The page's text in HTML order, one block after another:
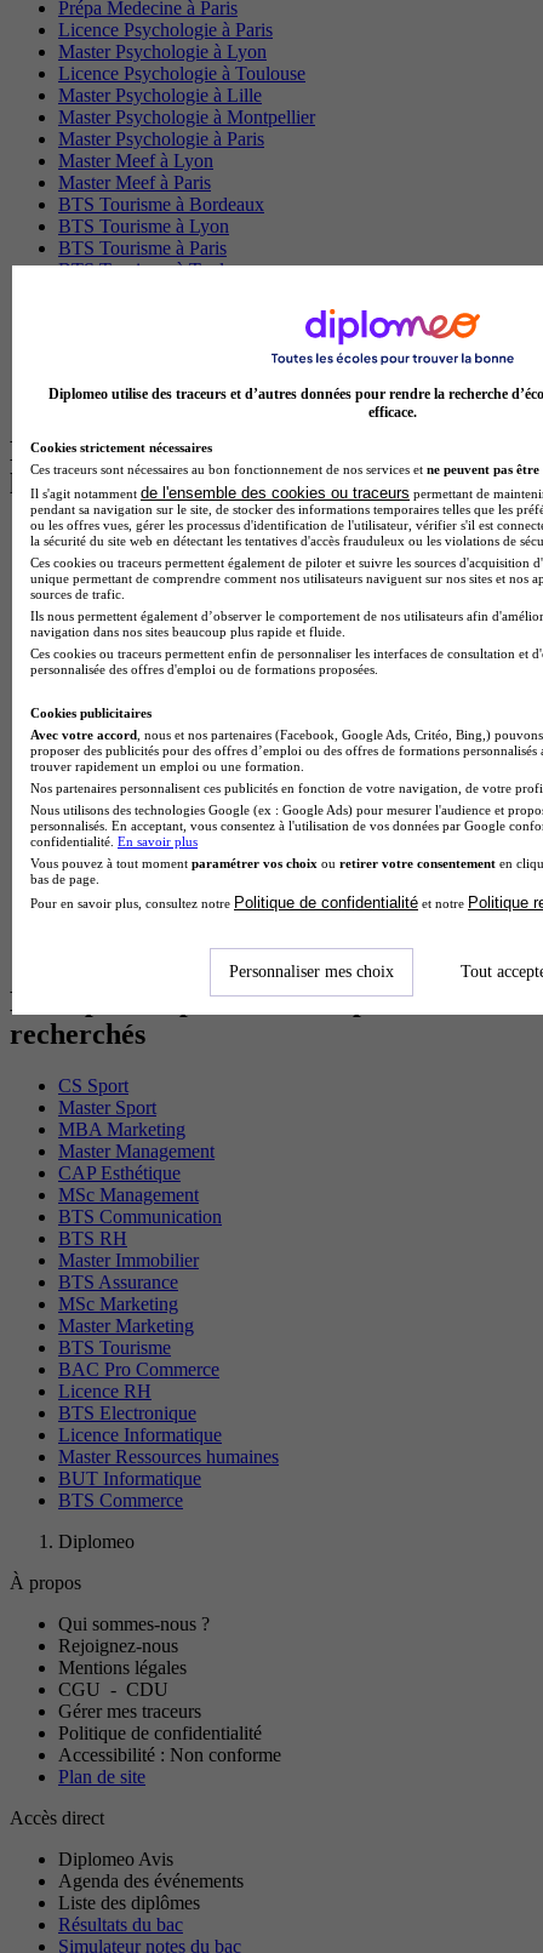
Prépa Medecine à Paris
Licence Psychologie à Paris
Master Psychologie à Lyon
Licence Psychologie à Toulouse
Master Psychologie à Lille
Master Psychologie à Montpellier
Master Psychologie à Paris
Master Meef à Lyon
Master Meef à Paris
BTS Tourisme à Bordeaux
BTS Tourisme à Lyon
BTS Tourisme à Paris
BTS Tourisme à Toulouse
BTS Communication à Bordeaux
Master Psychologie à Angers
BTS Ndrc à Lyon
Les intitulés de diplôme par alternance
les plus recherchés
BTS Esf en alternance
BTS Dietetique en alternance
BTS Mco en alternance
BTS Pi en alternance
BTS Sp3s en alternance
Master CCA en alternance
BTS Ndrc en alternance
Cap Fleuriste en alternance
BTS Sio en alternance
MSc Marketing Digital en alternance
BTS Gpme en alternance
Cap Electricien en alternance
BTS Gpn en alternance
BTS Domotique en alternance
BAC Pro Agora en alternance
BTS Sta en alternance
BTS Iris en alternance
BTS Ati en alternance
Les diplômes par filière les plus
recherchés
CS Sport
Master Sport
MBA Marketing
Master Management
CAP Esthétique
MSc Management
BTS Communication
BTS RH
Master Immobilier
BTS Assurance
MSc Marketing
Master Marketing
BTS Tourisme
BAC Pro Commerce
Licence RH
BTS Electronique
Licence Informatique
Master Ressources humaines
BUT Informatique
BTS Commerce
Diplomeo
À propos
Qui sommes-nous ?
Rejoignez-nous
Mentions légales
CGU - CDU
Gérer mes traceurs
Politique de confidentialité
Accessibilité : Non conforme
Plan de site
Accès direct
Diplomeo Avis
Agenda des événements
Liste des diplômes
Résultats du bac
Simulateur notes du bac
Diplomeo utilise des traceurs et d’autres données pour rendre la recherche
efficace.
Cookies strictement nécessaires
Ces traceurs sont nécessaires au bon fonctionnement de nos services et ne peuvent pas être
Il s'agit notamment de l'ensemble des cookies ou traceurs permettant de
pendant sa navigation sur le site, de stocker des informations temporaires telles que les
ou les offres vues, gérer les processus d'identification de l'utilisateur, vérifier s'il est
la sécurité du site web en détectant les tentatives d'accès frauduleux ou les violations de
Ces cookies ou traceurs permettent également de piloter et suivre les sources d'acquisition
unique permettant de comprendre comment nos utilisateurs naviguent sur nos sites et nos
sources de trafic.
Ils nous permettent également d’observer le comportement de nos utilisateurs afin
navigation dans nos sites beaucoup plus rapide et fluide.
Ces cookies ou traceurs permettent enfin de personnaliser les interfaces de consultation et
personnalisée des offres d'emploi ou de formations proposées.
Cookies publicitaires
Avec votre accord , nous et nos partenaires (Facebook, Google Ads, Critéo, Bing,)
proposer des publicités pour des offres d’emploi ou des offres de formations
trouver rapidement un emploi ou une formation.
Nos partenaires personnalisent ces publicités en fonction de votre navigation, de votre
Nous utilisons des technologies Google (ex : Google Ads) pour mesurer l'audience et
personnalisés. En acceptant, vous consentez à l'utilisation de vos données par Google
confidentialité. En savoir plus
Vous pouvez à tout moment paramétrer vos choix ou retirer votre consentement en
bas de page.
Pour en savoir plus, consultez notre Politique de confidentialité et notre Politique
Personnaliser mes choix Tout